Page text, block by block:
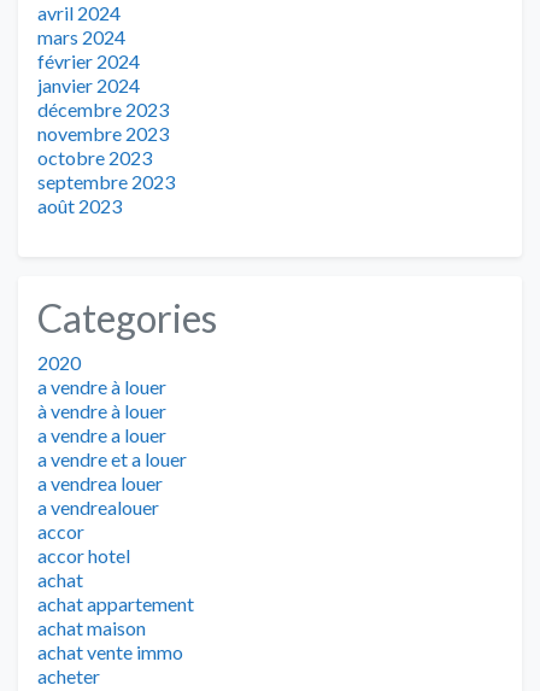
avril 2024
mars 2024
février 2024
janvier 2024
décembre 2023
novembre 2023
octobre 2023
septembre 2023
août 2023
Categories
2020
a vendre à louer
à vendre à louer
a vendre a louer
a vendre et a louer
a vendrea louer
a vendrealouer
accor
accor hotel
achat
achat appartement
achat maison
achat vente immo
acheter